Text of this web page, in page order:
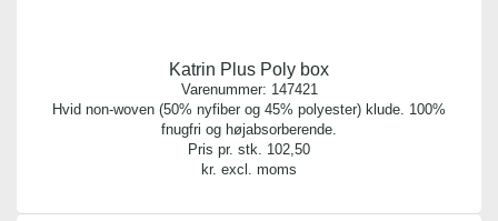
Katrin Plus Poly box
Varenummer: 147421
Hvid non-woven (50% nyfiber og 45% polyester) klude. 100%
fnugfri og højabsorberende.
Pris pr. stk. 102,50
kr. excl. moms